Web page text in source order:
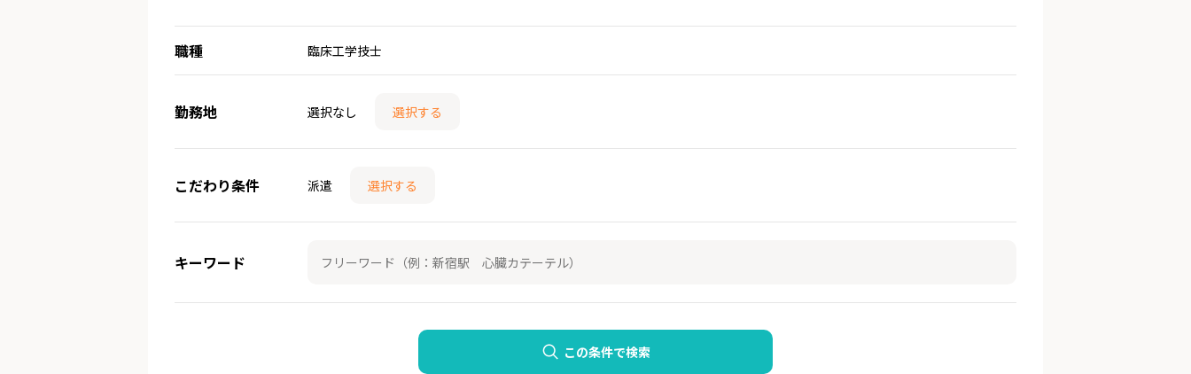
職種 臨床工学技士
勤務地 選択なし 選択する
こだわり条件 派遣 選択する
キーワード
この条件で検索